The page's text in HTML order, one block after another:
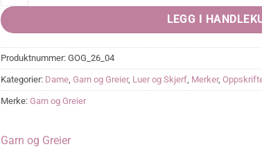
LEGG I
Produktnummer: GOG_26_04
Kategorier: Dame, Garn og Greier, Luer og Skjerf, Merker,
Merke: Garn og Greier
Garn og Greier